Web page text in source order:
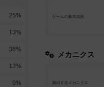
ゲームの基本目的
メカニクス
頻出するメカニクス
25%
13%
38%
13%
0%